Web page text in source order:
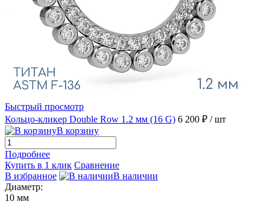
Быстрый просмотр
Кольцо-кликер Double Row 1.2 мм (16 G) 6 200 ₽ / шт
В корзину
Подробнее
Купить в 1 клик Сравнение
В избранное
В наличии
Диаметр:
10 мм